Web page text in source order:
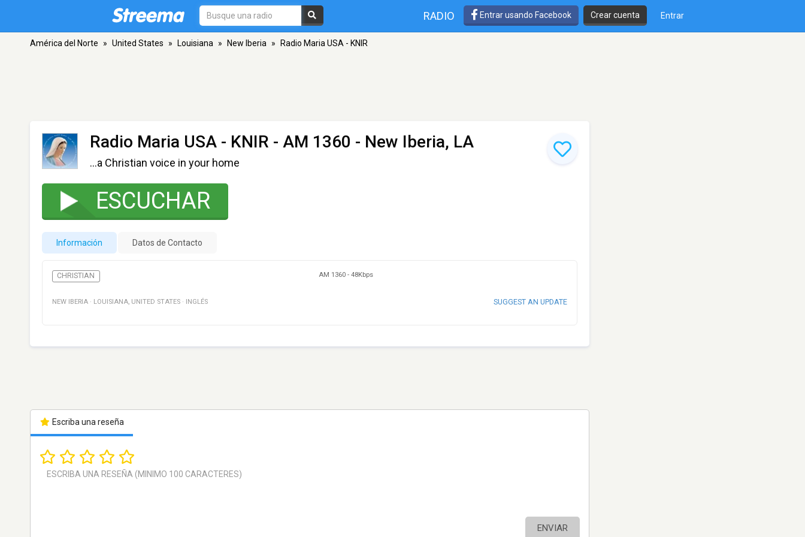
RADIO Entrar usando Facebook Crear cuenta Entrar
América del Norte » United States » Louisiana » New Iberia » Radio Maria USA - KNIR
Radio Maria USA - KNIR - AM 1360 - New Iberia, LA
...a Christian voice in your home
ESCUCHAR
Información Datos de Contacto
CHRISTIAN AM 1360 - 48Kbps
NEW IBERIA · LOUISIANA, UNITED STATES · INGLÉS SUGGEST AN UPDATE
Escriba una reseña
ENVIAR